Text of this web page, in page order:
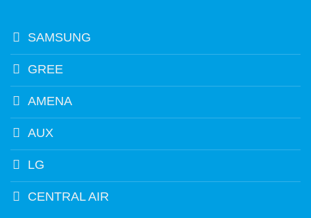
SAMSUNG
GREE
AMENA
AUX
LG
CENTRAL AIR